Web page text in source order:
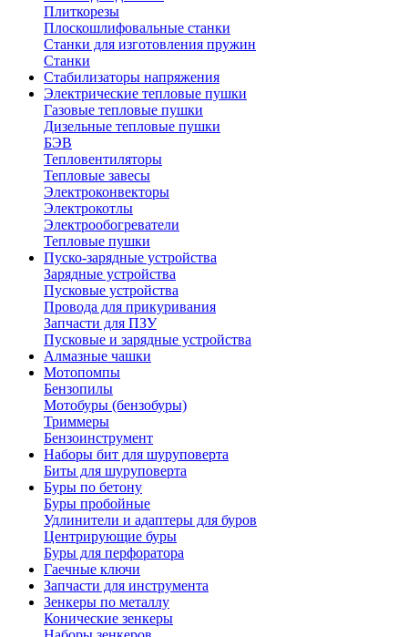
Плиткорезы
Плоскошлифовальные станки
Станки для изготовления пружин
Станки
Стабилизаторы напряжения
Электрические тепловые пушки
Газовые тепловые пушки
Дизельные тепловые пушки
БЭВ
Тепловентиляторы
Тепловые завесы
Электроконвекторы
Электрокотлы
Электрообогреватели
Тепловые пушки
Пуско-зарядные устройства
Зарядные устройства
Пусковые устройства
Провода для прикуривания
Запчасти для ПЗУ
Пусковые и зарядные устройства
Алмазные чашки
Мотопомпы
Бензопилы
Мотобуры (бензобуры)
Триммеры
Бензоинструмент
Наборы бит для шуруповерта
Биты для шуруповерта
Буры по бетону
Буры пробойные
Удлинители и адаптеры для буров
Центрирующие буры
Буры для перфоратора
Гаечные ключи
Запчасти для инструмента
Зенкеры по металлу
Конические зенкеры